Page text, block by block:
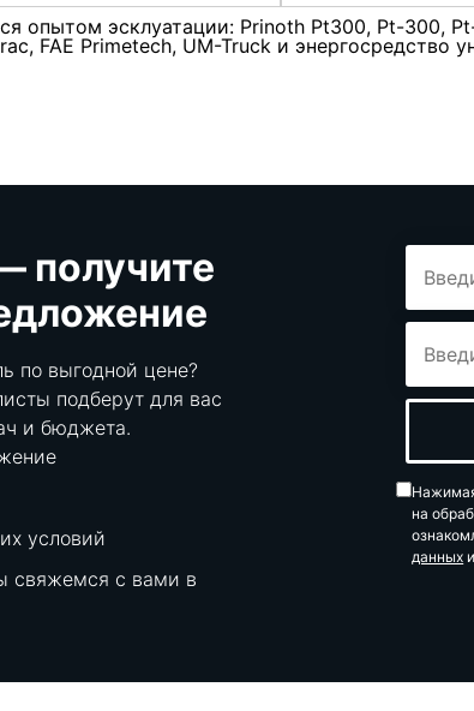
опытом эсклуатации: Prinoth Pt300, Pt-300,
FAE Primetech, UM-Truck и энергосредство
получите
по выгодной цене?
подберут для вас
и бюджета.
условий
свяжемся с вами в
на
данных